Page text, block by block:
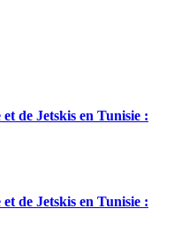
de Jetskis en Tunisie :
de Jetskis en Tunisie :